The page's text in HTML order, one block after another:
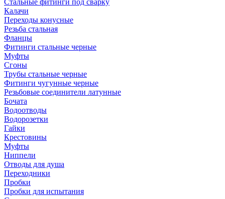
Калачи
Переходы конусные
Резьба стальная
Фланцы
Фитинги стальные черные
Муфты
Сгоны
Трубы стальные черные
Фитинги чугунные черные
Резьбовые соединители латунные
Бочата
Водоотводы
Водорозетки
Гайки
Крестовины
Муфты
Ниппели
Отводы для душа
Переходники
Пробки
Пробки для испытания